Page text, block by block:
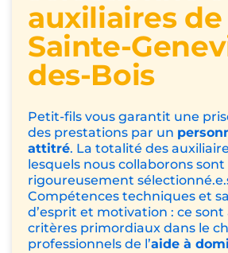
auxiliaires de
Sainte-
des-Bois
Petit-fils vous garantit une
des prestations par un
attitré. La totalité des
lesquels nous collaborons sont
rigoureusement
Compétences techniques et
d’esprit et motivation : ce
critères primordiaux dans le
professionnels de l’aide à